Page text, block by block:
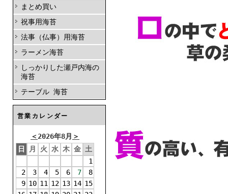
まとめ買い
祝事用海苔
法事（仏事）用海苔
ラーメン海苔
しっかりした瀬戸内海の
海苔
テーブル 海苔
営業カレンダー
＜ 2026年8月 ＞
日
月 火 水 木 金 土
1
2
3 4 5 6 7
8
9 10 11 12 13 14 15